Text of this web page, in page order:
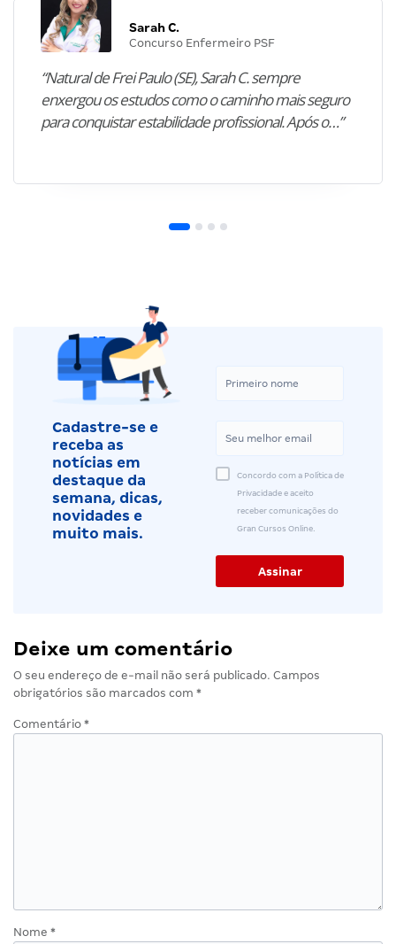
Sarah C.
Concurso Enfermeiro PSF
“Natural de Frei Paulo (SE), Sarah C. sempre
enxergou os estudos como o caminho mais seguro
para conquistar estabilidade profissional. Após o…”
Cadastre-se e
receba as
notícias em
destaque da
semana, dicas,
novidades e
muito mais.
Concordo com a Política de
Privacidade e aceito
receber comunicações do
Gran Cursos Online.
Deixe um comentário
O seu endereço de e-mail não será publicado. Campos
obrigatórios são marcados com *
Comentário *
Nome *